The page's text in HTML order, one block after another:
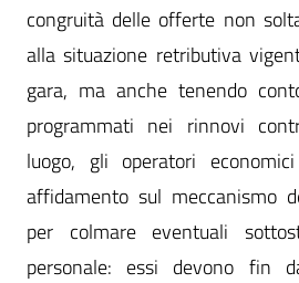
congruità delle offerte non
alla situazione retributiva
gara, ma anche tenendo
programmati nei rinnovi
luogo, gli operatori
affidamento sul meccanismo
per colmare eventuali
personale: essi devono fin